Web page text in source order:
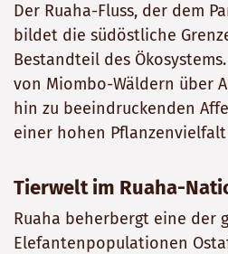
Der Ruaha-Fluss, der dem
bildet die südöstliche
Bestandteil des
von Miombo-Wäldern über
hin zu beeindruckenden
einer hohen
Tierwelt im Ruaha-
Ruaha beherbergt eine der
Elefantenpopulationen